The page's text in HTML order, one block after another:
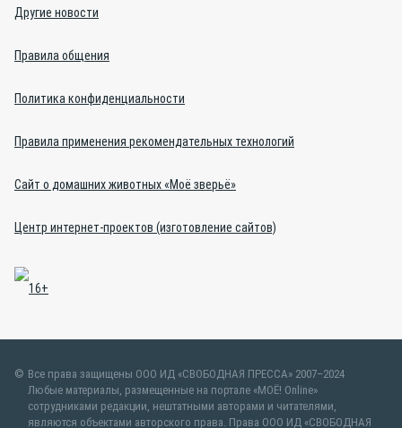
Другие новости
Правила общения
Политика конфиденциальности
Правила применения рекомендательных технологий
Сайт о домашних животных «Моё зверьё»
Центр интернет-проектов (изготовление сайтов)
Все права защищены ООО ИД «СВОБОДНАЯ ПРЕССА» 2007–2024
Любые материалы, размещенные на портале «МОЁ! Online»
сотрудниками редакции, нештатными авторами и читателями,
являются объектами авторского права. Права ООО ИД «СВОБОДНАЯ